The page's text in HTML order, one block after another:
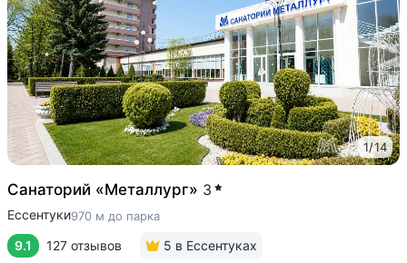
1/14
Санаторий «Металлург» 3
Ессентуки970 м до парка
9.1 127 отзывов 5 в Ессентуках